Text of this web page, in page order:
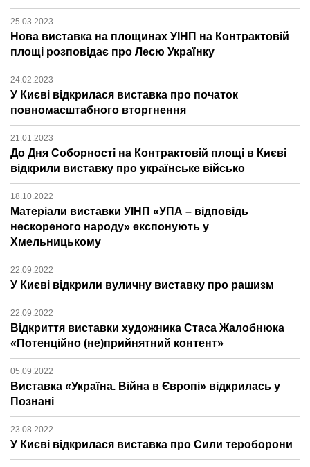
25.03.2023
Нова виставка на площинах УІНП на Контрактовій
площі розповідає про Лесю Українку
24.02.2023
У Києві відкрилася виставка про початок
повномасштабного вторгнення
21.01.2023
До Дня Соборності на Контрактовій площі в Києві
відкрили виставку про українське військо
18.10.2022
Матеріали виставки УІНП «УПА – відповідь
нескореного народу» експонують у
Хмельницькому
22.09.2022
У Києві відкрили вуличну виставку про рашизм
22.09.2022
Відкриття виставки художника Стаса Жалобнюка
«Потенційно (не)прийнятний контент»
05.09.2022
Виставка «Україна. Війна в Європі» відкрилась у
Познані
23.08.2022
У Києві відкрилася виставка про Сили тероборони